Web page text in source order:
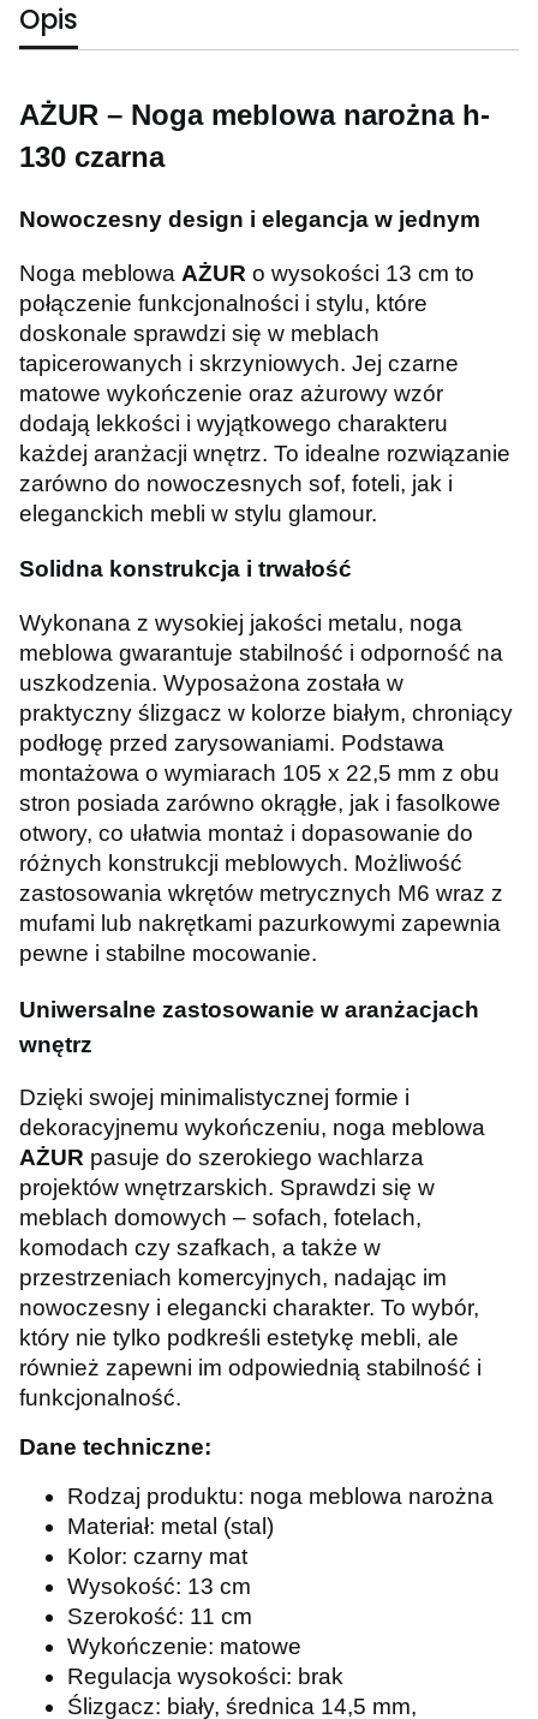
Opis
AŻUR – Noga meblowa narożna h-
130 czarna
Nowoczesny design i elegancja w jednym
Noga meblowa AŻUR o wysokości 13 cm to
połączenie funkcjonalności i stylu, które
doskonale sprawdzi się w meblach
tapicerowanych i skrzyniowych. Jej czarne
matowe wykończenie oraz ażurowy wzór
dodają lekkości i wyjątkowego charakteru
każdej aranżacji wnętrz. To idealne rozwiązanie
zarówno do nowoczesnych sof, foteli, jak i
eleganckich mebli w stylu glamour.
Solidna konstrukcja i trwałość
Wykonana z wysokiej jakości metalu, noga
meblowa gwarantuje stabilność i odporność na
uszkodzenia. Wyposażona została w
praktyczny ślizgacz w kolorze białym, chroniący
podłogę przed zarysowaniami. Podstawa
montażowa o wymiarach 105 x 22,5 mm z obu
stron posiada zarówno okrągłe, jak i fasolkowe
otwory, co ułatwia montaż i dopasowanie do
różnych konstrukcji meblowych. Możliwość
zastosowania wkrętów metrycznych M6 wraz z
mufami lub nakrętkami pazurkowymi zapewnia
pewne i stabilne mocowanie.
Uniwersalne zastosowanie w aranżacjach
wnętrz
Dzięki swojej minimalistycznej formie i
dekoracyjnemu wykończeniu, noga meblowa
AŻUR pasuje do szerokiego wachlarza
projektów wnętrzarskich. Sprawdzi się w
meblach domowych – sofach, fotelach,
komodach czy szafkach, a także w
przestrzeniach komercyjnych, nadając im
nowoczesny i elegancki charakter. To wybór,
który nie tylko podkreśli estetykę mebli, ale
również zapewni im odpowiednią stabilność i
funkcjonalność.
Dane techniczne:
Rodzaj produktu: noga meblowa narożna
Materiał: metal (stal)
Kolor: czarny mat
Wysokość: 13 cm
Szerokość: 11 cm
Wykończenie: matowe
Regulacja wysokości: brak
Ślizgacz: biały, średnica 14,5 mm,